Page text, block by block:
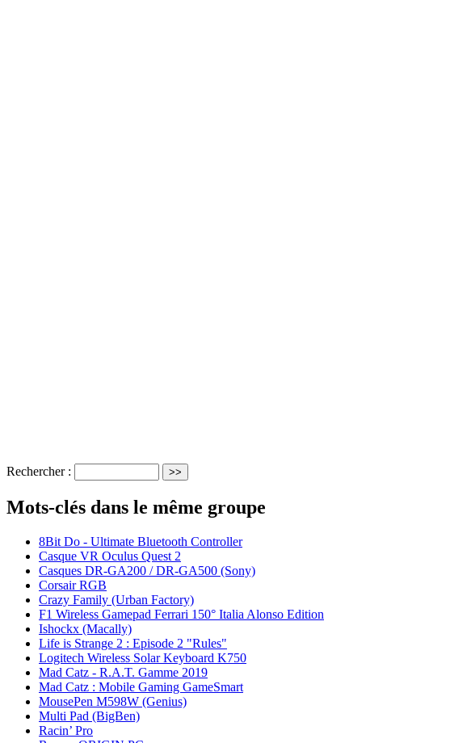
Rechercher :
Mots-clés dans le même groupe
8Bit Do - Ultimate Bluetooth Controller
Casque VR Oculus Quest 2
Casques DR-GA200 / DR-GA500 (Sony)
Corsair RGB
Crazy Family (Urban Factory)
F1 Wireless Gamepad Ferrari 150° Italia Alonso Edition
Ishockx (Macally)
Life is Strange 2 : Episode 2 "Rules"
Logitech Wireless Solar Keyboard K750
Mad Catz - R.A.T. Gamme 2019
Mad Catz : Mobile Gaming GameSmart
MousePen M598W (Genius)
Multi Pad (BigBen)
Racin’ Pro